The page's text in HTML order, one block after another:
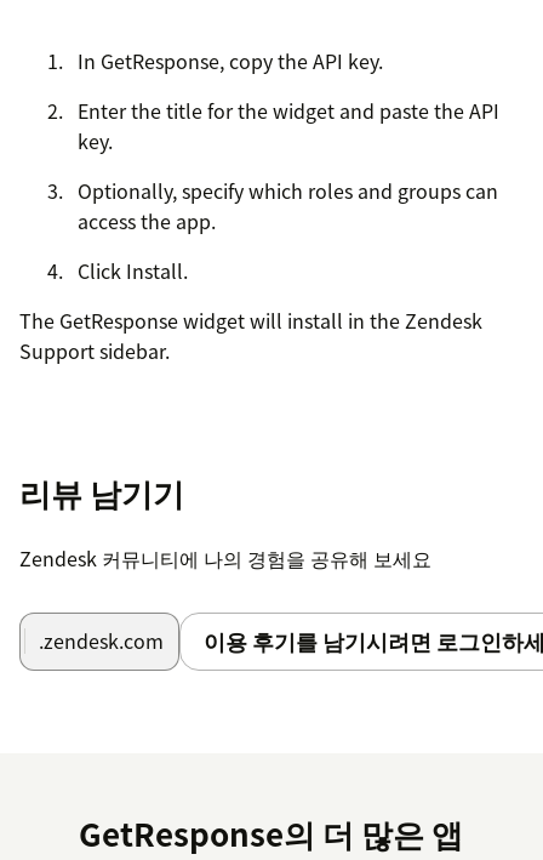
In GetResponse, copy the API key.
Enter the title for the widget and paste the API
key.
Optionally, specify which roles and groups can
access the app.
Click Install.
The GetResponse widget will install in the Zendesk
Support sidebar.
리뷰 남기기
Zendesk 커뮤니티에 나의 경험을 공유해 보세요
.zendesk.com 이용 후기를 남기시려면 로그인하
GetResponse의 더 많은 앱